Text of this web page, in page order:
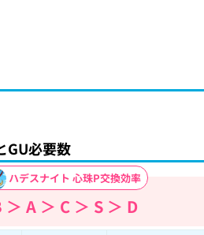
GU必要数
ハデスナイト 心珠P交換効率
＞ A ＞ C ＞ S ＞ D